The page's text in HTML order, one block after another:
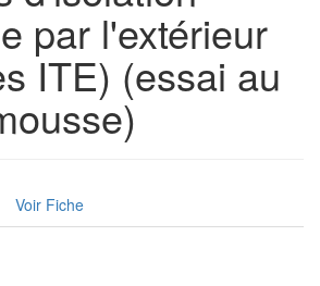
par l'extérieur
ITE) (essai au
Voir Fiche